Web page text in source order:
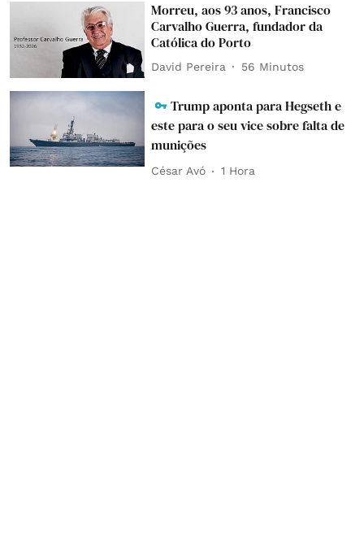
Morreu, aos 93 anos, Francisco
Carvalho Guerra, fundador da
Católica do Porto
David Pereira 56 Minutos
Trump aponta para Hegseth e
este para o seu vice sobre falta de
munições
César Avó 1 Hora